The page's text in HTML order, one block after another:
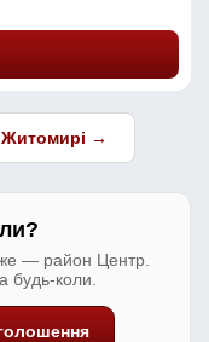
→
— район Центр.
будь-коли.